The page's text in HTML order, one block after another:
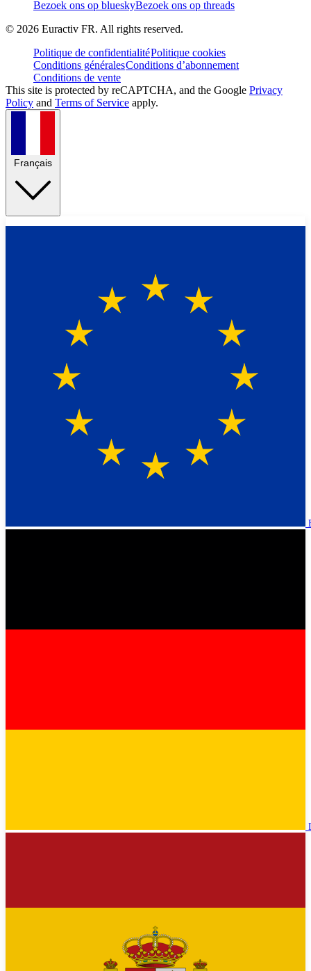
Bezoek ons op blueskyBezoek ons op threads
© 2026 Euractiv FR. All rights reserved.
Politique de confidentialitéPolitique cookies
Conditions généralesConditions d’abonnement
Conditions de vente
This site is protected by reCAPTCHA, and the Google Privacy
Policy and Terms of Service apply.
Français